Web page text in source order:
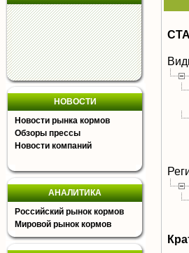
НОВОСТИ
Новости рынка кормов
Обзоры прессы
Новости компаний
АНАЛИТИКА
Российский рынок кормов
Мировой рынок кормов